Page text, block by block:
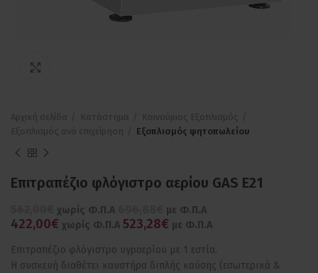
Εξοπλισμός ψητοπωλείου
Επιτραπέζιο φλόγιστρο αερίου GAS E21
χωρίς Φ.Π.Α με Φ.Π.Α
422,00€ χωρίς Φ.Π.Α 523,28€ με Φ.Π.Α
Επιτραπέζιο φλόγιστρο υγραερίου με 1 εστία.
Η συσκευή διαθέτει καυστήρα διπλής καύσης (εσωτερικά &